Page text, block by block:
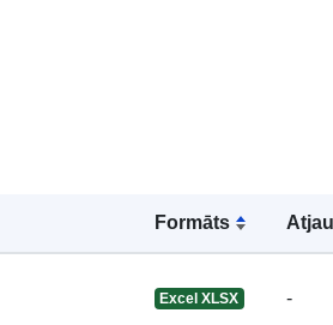
Formāts
Excel XLSX -